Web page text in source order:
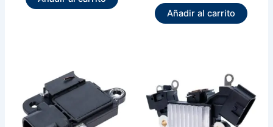
Añadir al carrito